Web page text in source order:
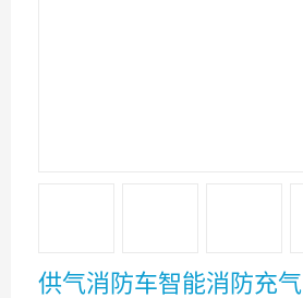
供气消防车智能消防充气